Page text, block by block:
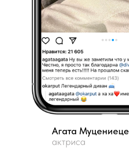
Агата Муцениеце
актриса